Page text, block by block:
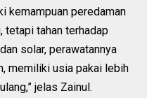
kemampuan peredaman
tetapi tahan terhadap
solar, perawatannya
memiliki usia pakai lebih
jelas Zainul.